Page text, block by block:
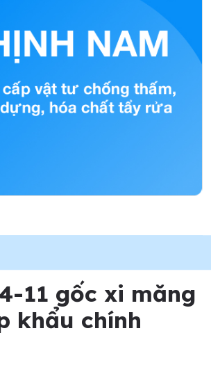
11 gốc xi măng
khẩu chính